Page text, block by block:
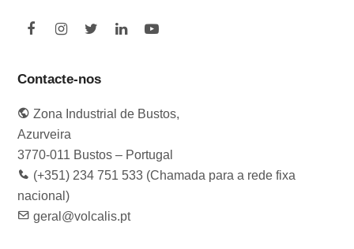
F
e
o
o
k
I
t
g
r
a
m
T
t
e
r
L
d
I
Y
e
Contacte-nos
Zona Industrial de Bustos,
Azurveira
3770-011 Bustos – Portugal
(+351) 234 751 533 (Chamada para a rede fixa
nacional)
geral@volcalis.pt